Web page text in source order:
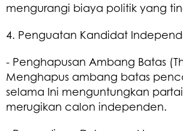
mengurangi biaya politik yang
4. Penguatan Kandidat
- Penghapusan Ambang Batas
Menghapus ambang batas
selama Ini menguntungkan
merugikan calon independen.